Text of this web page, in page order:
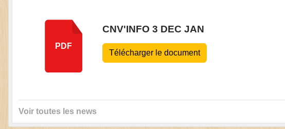
PDF
CNV'INFO 3 DEC JAN
Télécharger le document
Voir toutes les news